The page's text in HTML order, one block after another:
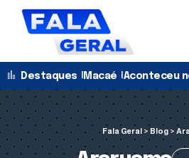
Destaques Macaé Aconteceu
Fala Geral > Blog>